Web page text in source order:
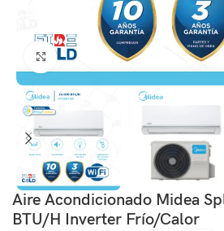
Click to enlarge
Aire Acondicionado Midea
BTU/H Inverter Frío/Calor